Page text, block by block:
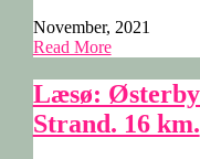
November, 2021
Read More
Læsø:
Strand. 16 km.